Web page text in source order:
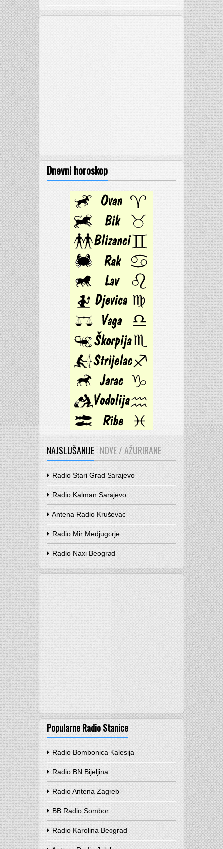
Dnevni horoskop
NAJSLUŠANIJE NOVE / AŽURIRANE
Radio Stari Grad Sarajevo
Radio Kalman Sarajevo
Antena Radio Kruševac
Radio Mir Medjugorje
Radio Naxi Beograd
Popularne Radio Stanice
Radio Bombonica Kalesija
Radio BN Bijeljina
Radio Antena Zagreb
BB Radio Sombor
Radio Karolina Beograd